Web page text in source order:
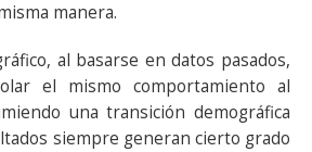
manera.
al basarse en datos pasados,
el mismo comportamiento al
una transición demográfica
siempre generan cierto grado